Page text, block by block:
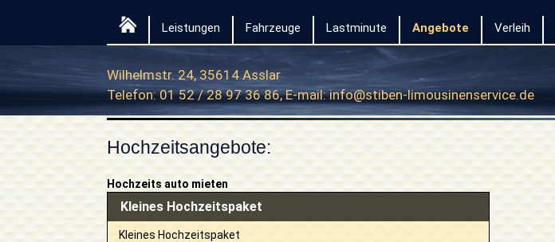
Leistungen Fahrzeuge Lastminute Angebote Verleih
Wilhelmstr. 24, 35614 Asslar
Telefon: 01 52 / 28 97 36 86, E-mail:info@stiben-limousinenservice.de
Hochzeitsangebote:
Hochzeits auto mieten
Kleines Hochzeitspaket
Kleines Hochzeitspaket